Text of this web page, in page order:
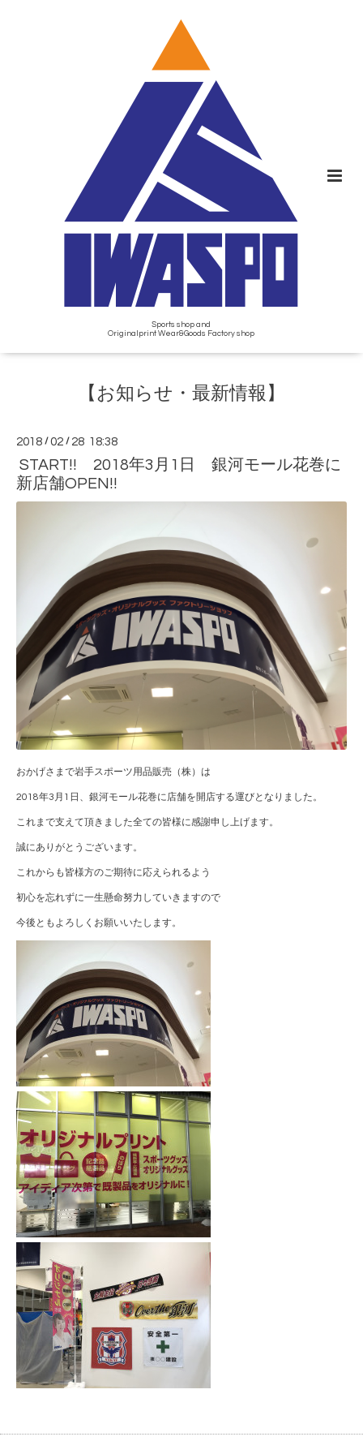
Sports shop and
Originalprint Wear&Goods Factory shop
【お知らせ・最新情報】
2018 /02 / 28 18:38
START!! 2018年3月1日 銀河モール花巻に
新店舗OPEN!!
おかげさまで岩手スポーツ用品販売（株）は
2018年3月1日、銀河モール花巻に店舗を開店する運びとなりました。
これまで支えて頂きました全ての皆様に感謝申し上げます。
誠にありがとうございます。
これからも皆様方のご期待に応えられるよう
初心を忘れずに一生懸命努力していきますので
今後ともよろしくお願いいたします。